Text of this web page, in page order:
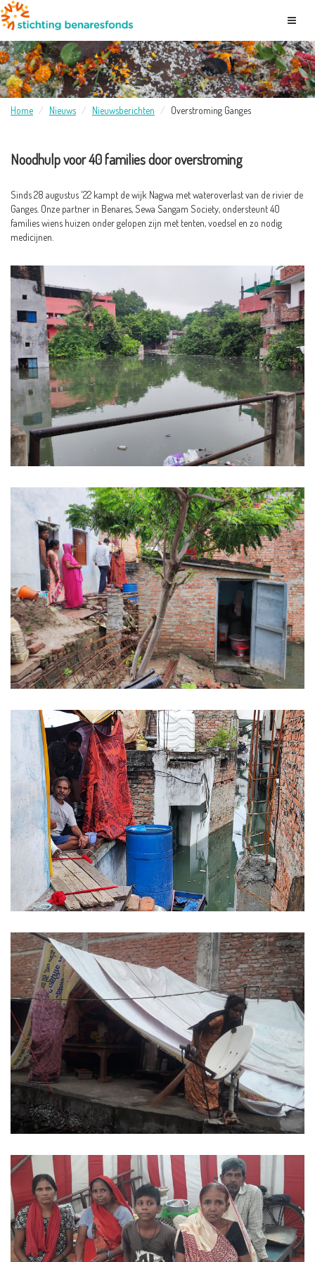
Home Nieuws Nieuwsberichten Overstroming Ganges
Noodhulp voor 40 families door overstroming
Sinds 28 augustus '22 kampt de wijk Nagwa met wateroverlast van de rivier de
Ganges. Onze partner in Benares, Sewa Sangam Society, ondersteunt 40
families wiens huizen onder gelopen zijn met tenten, voedsel en zo nodig
medicijnen.